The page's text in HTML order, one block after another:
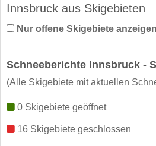
Innsbruck aus Skigebieten
Nur offene Skigebiete anzeigen
Schneeberichte Innsbruck -
(Alle Skigebiete mit aktuellen
0 Skigebiete geöffnet
16 Skigebiete geschlossen